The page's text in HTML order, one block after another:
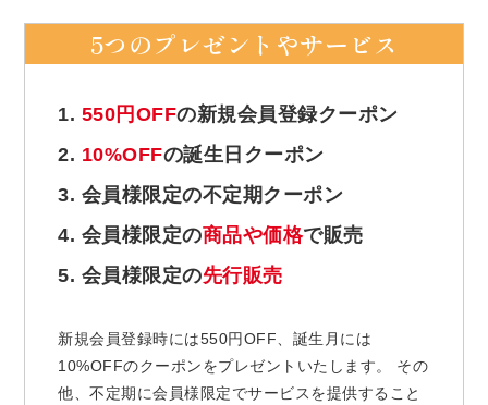
5つのプレゼントやサービス
1. 550円OFFの新規会員登録クーポン
2. 10%OFFの誕生日クーポン
3. 会員様限定の不定期クーポン
4. 会員様限定の商品や価格で販売
5. 会員様限定の先行販売
新規会員登録時には550円OFF、誕生月には
10%OFFのクーポンをプレゼントいたします。 その
他、不定期に会員様限定でサービスを提供すること